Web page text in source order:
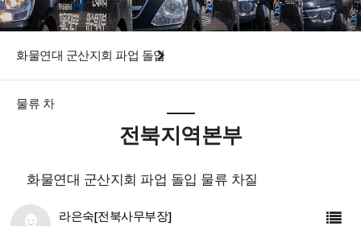
화물연대 군산지회 파업 돌입
물류 차
전북지역본부
화물연대 군산지회 파업 돌입 물류 차질
라은숙[전북사무부장]